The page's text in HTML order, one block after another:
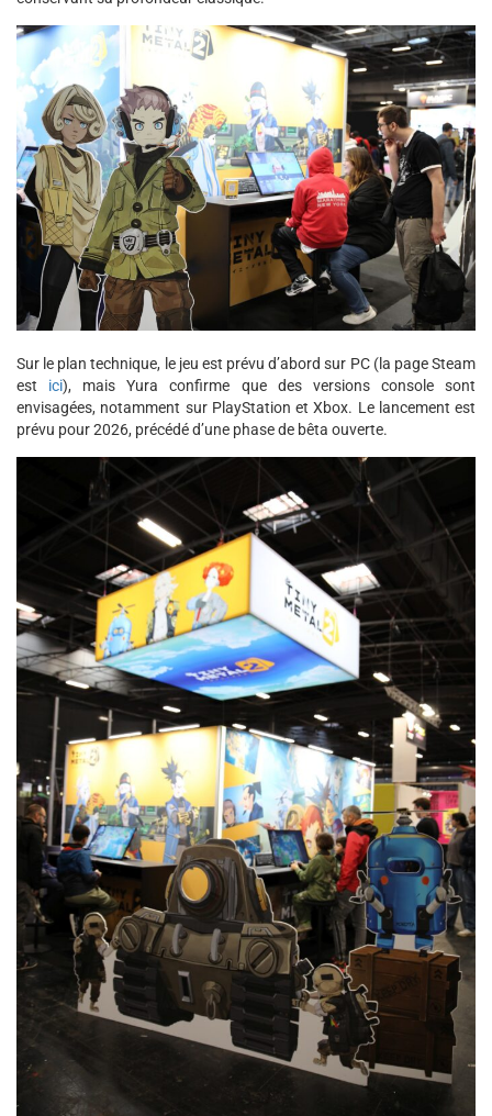
Sur le plan technique, le jeu est prévu d’abord sur PC (la page Steam
est ici), mais Yura confirme que des versions console sont
envisagées, notamment sur PlayStation et Xbox. Le lancement est
prévu pour 2026, précédé d’une phase de bêta ouverte.